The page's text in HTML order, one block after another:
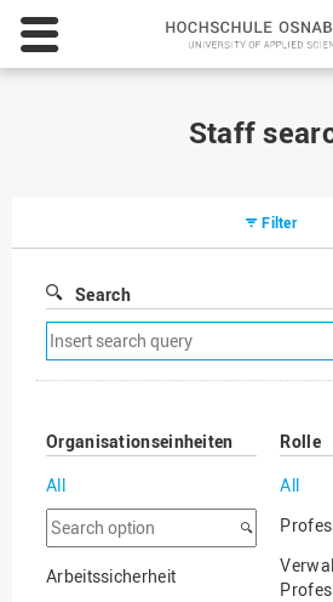
Staff
Filter
Search
Remove
search
filter
Organisationseinheiten
All
Search
option
Arbeitssicherheit
Rolle
All